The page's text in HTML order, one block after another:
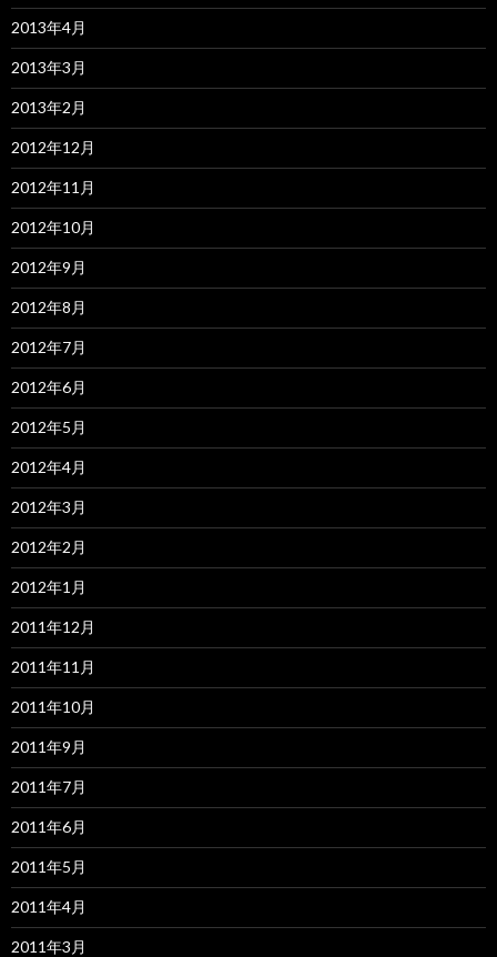
2013年4月
2013年3月
2013年2月
2012年12月
2012年11月
2012年10月
2012年9月
2012年8月
2012年7月
2012年6月
2012年5月
2012年4月
2012年3月
2012年2月
2012年1月
2011年12月
2011年11月
2011年10月
2011年9月
2011年7月
2011年6月
2011年5月
2011年4月
2011年3月